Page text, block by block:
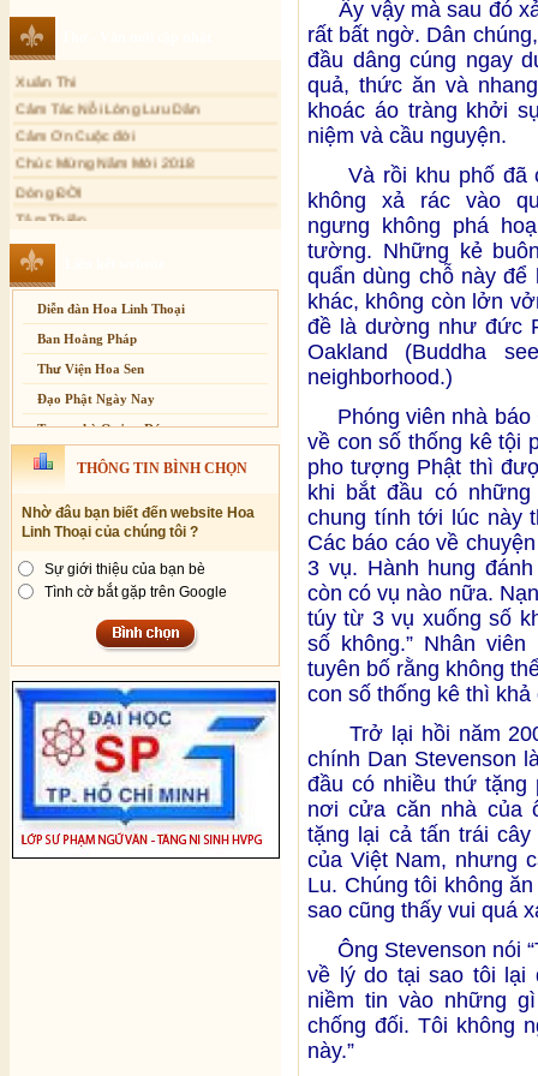
Sự thương-ghét của con người
Cải đạo: Nguyên nhân & giải pháp
Nỗi lòng của các bệnh nhân nghèo
An Giang: Tịnh thất Quy Nguyên
phát quà từ thiện tại xã Cư Yang
Tịnh xá Ngọc Đăng khai giảng Thiền
dành cho Người bận rộn
Xuân Thi
Cảm Tác Nỗi Lòng Lưu Dân
Cảm Ơn Cuộc đời
Chúc Mừng Năm Mới 2018
Dòng ĐỜI
Tâm Thiền
Kính mừng Phật Đản
Anh không chết đâu em
Kiếp này
Diễn đàn Hoa Linh Thoại
Ban Hoằng Pháp
Thư Viện Hoa Sen
Đạo Phật Ngày Nay
Trang nhà Quảng Đức
Báo Giác Ngộ
THÔNG TIN BÌNH CHỌN
Nhờ đâu bạn biết đến website Hoa
Linh Thoại của chúng tôi ?
Sự giới thiệu của bạn bè
Tình cờ bắt gặp trên Google
Ấy vậy mà sau đó
rất bất ngờ. Dân
đầu dâng cúng ngay
quả, thức ăn và
khoác áo tràng khởi
niệm và cầu nguyện.
Và rồi khu phố đã
không xả rác vào
ngưng không phá
tường. Những kẻ
quẩn dùng chỗ này để
khác, không còn lởn
đề là dường như đức
Oakland (Buddha
neighborhood.)
Phóng viên nhà báo
về con số thống kê tội
pho tượng Phật thì
khi bắt đầu có
chung tính tới lúc này
Các báo cáo về
3 vụ. Hành hung
còn có vụ nào nữa.
túy từ 3 vụ xuống số
số không.” Nhân
tuyên bố rằng không
con số thống kê thì
Trở lại hồi năm
chính Dan Stevenson
đầu có nhiều thứ
nơi cửa căn nhà của
tặng lại cả tấn trái
của Việt Nam, nhưng
Lu. Chúng tôi không
sao cũng thấy vui quá
Ông Stevenson nói
về lý do tại sao tôi lại
niềm tin vào những
chống đối. Tôi không
này.”